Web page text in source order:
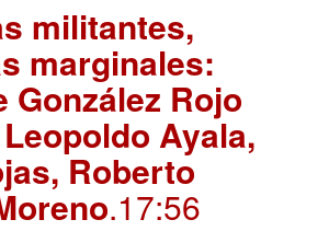
militantes,
marginales:
González Rojo
Ayala,
Roberto
.17:56